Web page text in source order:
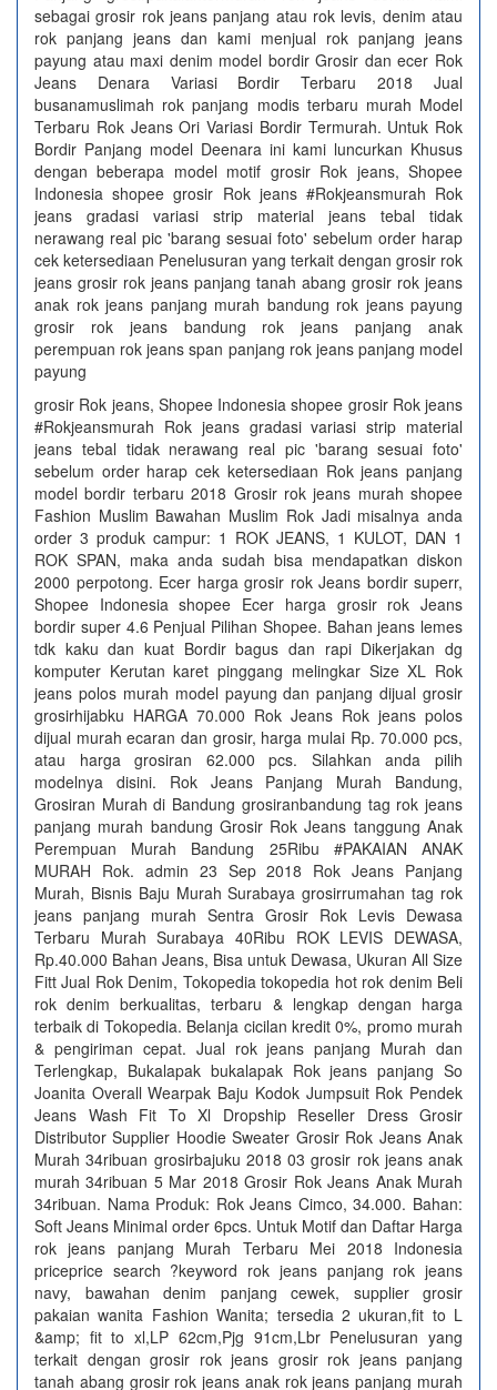
sebagai grosir rok jeans panjang atau rok levis, denim atau
rok panjang jeans dan kami menjual rok panjang jeans
payung atau maxi denim model bordir Grosir dan ecer Rok
Jeans Denara Variasi Bordir Terbaru 2018 Jual
busanamuslimah rok panjang modis terbaru murah Model
Terbaru Rok Jeans Ori Variasi Bordir Termurah. Untuk Rok
Bordir Panjang model Deenara ini kami luncurkan Khusus
dengan beberapa model motif grosir Rok jeans, Shopee
Indonesia shopee grosir Rok jeans #Rokjeansmurah Rok
jeans gradasi variasi strip material jeans tebal tidak
nerawang real pic 'barang sesuai foto' sebelum order harap
cek ketersediaan Penelusuran yang terkait dengan grosir rok
jeans grosir rok jeans panjang tanah abang grosir rok jeans
anak rok jeans panjang murah bandung rok jeans payung
grosir rok jeans bandung rok jeans panjang anak
perempuan rok jeans span panjang rok jeans panjang model
payung
grosir Rok jeans, Shopee Indonesia shopee grosir Rok jeans
#Rokjeansmurah Rok jeans gradasi variasi strip material
jeans tebal tidak nerawang real pic 'barang sesuai foto'
sebelum order harap cek ketersediaan Rok jeans panjang
model bordir terbaru 2018 Grosir rok jeans murah shopee
Fashion Muslim Bawahan Muslim Rok Jadi misalnya anda
order 3 produk campur: 1 ROK JEANS, 1 KULOT, DAN 1
ROK SPAN, maka anda sudah bisa mendapatkan diskon
2000 perpotong. Ecer harga grosir rok Jeans bordir superr,
Shopee Indonesia shopee Ecer harga grosir rok Jeans
bordir super 4.6 Penjual Pilihan Shopee. Bahan jeans lemes
tdk kaku dan kuat Bordir bagus dan rapi Dikerjakan dg
komputer Kerutan karet pinggang melingkar Size XL Rok
jeans polos murah model payung dan panjang dijual grosir
grosirhijabku HARGA 70.000 Rok Jeans Rok jeans polos
dijual murah ecaran dan grosir, harga mulai Rp. 70.000 pcs,
atau harga grosiran 62.000 pcs. Silahkan anda pilih
modelnya disini. Rok Jeans Panjang Murah Bandung,
Grosiran Murah di Bandung grosiranbandung tag rok jeans
panjang murah bandung Grosir Rok Jeans tanggung Anak
Perempuan Murah Bandung 25Ribu #PAKAIAN ANAK
MURAH Rok. admin 23 Sep 2018 Rok Jeans Panjang
Murah, Bisnis Baju Murah Surabaya grosirrumahan tag rok
jeans panjang murah Sentra Grosir Rok Levis Dewasa
Terbaru Murah Surabaya 40Ribu ROK LEVIS DEWASA,
Rp.40.000 Bahan Jeans, Bisa untuk Dewasa, Ukuran All Size
Fitt Jual Rok Denim, Tokopedia tokopedia hot rok denim Beli
rok denim berkualitas, terbaru & lengkap dengan harga
terbaik di Tokopedia. Belanja cicilan kredit 0%, promo murah
& pengiriman cepat. Jual rok jeans panjang Murah dan
Terlengkap, Bukalapak bukalapak Rok jeans panjang So
Joanita Overall Wearpak Baju Kodok Jumpsuit Rok Pendek
Jeans Wash Fit To Xl Dropship Reseller Dress Grosir
Distributor Supplier Hoodie Sweater Grosir Rok Jeans Anak
Murah 34ribuan grosirbajuku 2018 03 grosir rok jeans anak
murah 34ribuan 5 Mar 2018 Grosir Rok Jeans Anak Murah
34ribuan. Nama Produk: Rok Jeans Cimco, 34.000. Bahan:
Soft Jeans Minimal order 6pcs. Untuk Motif dan Daftar Harga
rok jeans panjang Murah Terbaru Mei 2018 Indonesia
priceprice search ?keyword rok jeans panjang rok jeans
navy, bawahan denim panjang cewek, supplier grosir
pakaian wanita Fashion Wanita; tersedia 2 ukuran,fit to L
&amp; fit to xl,LP 62cm,Pjg 91cm,Lbr Penelusuran yang
terkait dengan grosir rok jeans grosir rok jeans panjang
tanah abang grosir rok jeans anak rok jeans panjang murah